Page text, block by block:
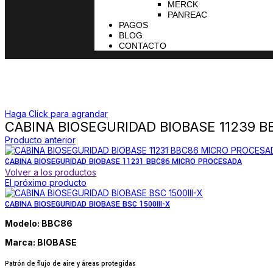
MERCK
PANREAC
PAGOS
BLOG
CONTACTO
Haga Click para agrandar
CABINA BIOSEGURIDAD BIOBASE 11239
Producto anterior
CABINA BIOSEGURIDAD BIOBASE 11231 BBC86 MICRO PROCESADA
Volver a los productos
El próximo producto
CABINA BIOSEGURIDAD BIOBASE BSC 1500III-X
Modelo: BBC86
Marca: BIOBASE
Patrón de flujo de aire y áreas protegidas